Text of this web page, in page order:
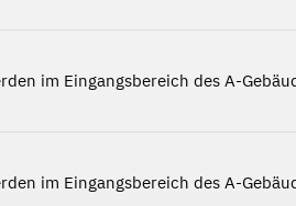
im Eingangsbereich des A-
im Eingangsbereich des A-